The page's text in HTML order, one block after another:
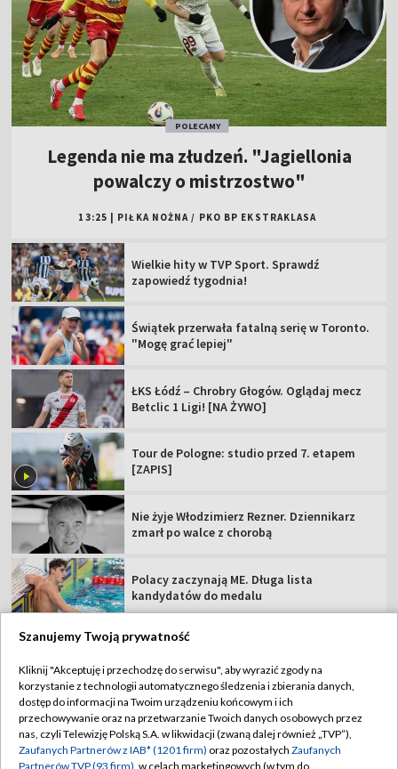
POLECAMY
Legenda nie ma złudzeń. "Jagiellonia
powalczy o mistrzostwo"
13:25 PIŁKA NOŻNA / PKO BP EKSTRAKLASA
Wielkie hity w TVP Sport. Sprawdź
zapowiedź tygodnia!
Świątek przerwała fatalną serię w Toronto.
"Mogę grać lepiej"
ŁKS Łódź – Chrobry Głogów. Oglądaj mecz
Betclic 1 Ligi! [NA ŻYWO]
Tour de Pologne: studio przed 7. etapem
[ZAPIS]
Nie żyje Włodzimierz Rezner. Dziennikarz
zmarł po walce z chorobą
Polacy zaczynają ME. Długa lista
kandydatów do medalu
TVP
Abonament TVP
Sklep TVP
Regulamin TVP
Polityka prywatności
Szanujemy Twoją prywatność
Kliknij "Akceptuję i przechodzę do serwisu", aby wyrazić zgody na
korzystanie z technologii automatycznego śledzenia i zbierania danych,
dostęp do informacji na Twoim urządzeniu końcowym i ich
przechowywanie oraz na przetwarzanie Twoich danych osobowych przez
nas, czyli Telewizję Polską S.A. w likwidacji (zwaną dalej również „TVP”),
Zaufanych Partnerów z IAB* (1201 firm) oraz pozostałych Zaufanych
Partnerów TVP (93 firm) , w celach marketingowych (w tym do